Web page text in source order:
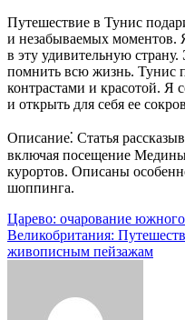
Путешествие в Тунис
и незабываемых моментов.
в эту удивительную
помнить всю жизнь. Тунис
контрастами и красотой. Я
и открыть для себя ее
Описание⁚ Статья
включая посещение
курортов. Описаны
шоппинга.
Навигация
по
Царево: очарование
Великобритания:
живописным пейзажам